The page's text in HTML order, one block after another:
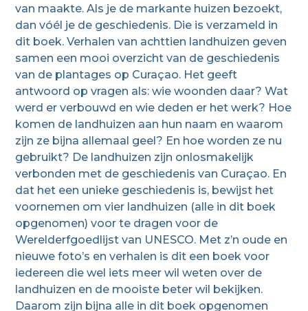
van maakte. Als je de markante huizen bezoekt,
dan vóél je de geschiedenis. Die is verzameld in
dit boek. Verhalen van achttien landhuizen geven
samen een mooi overzicht van de geschiedenis
van de plantages op Curaçao. Het geeft
antwoord op vragen als: wie woonden daar? Wat
werd er verbouwd en wie deden er het werk? Hoe
komen de landhuizen aan hun naam en waarom
zijn ze bijna allemaal geel? En hoe worden ze nu
gebruikt? De landhuizen zijn onlosmakelijk
verbonden met de geschiedenis van Curaçao. En
dat het een unieke geschiedenis is, bewijst het
voornemen om vier landhuizen (alle in dit boek
opgenomen) voor te dragen voor de
Werelderfgoedlijst van UNESCO. Met z’n oude en
nieuwe foto’s en verhalen is dit een boek voor
iedereen die wel iets meer wil weten over de
landhuizen en de mooiste beter wil bekijken.
Daarom zijn bijna alle in dit boek opgenomen